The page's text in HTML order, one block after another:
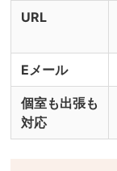
URL
Eメール
個室も出張も
対応